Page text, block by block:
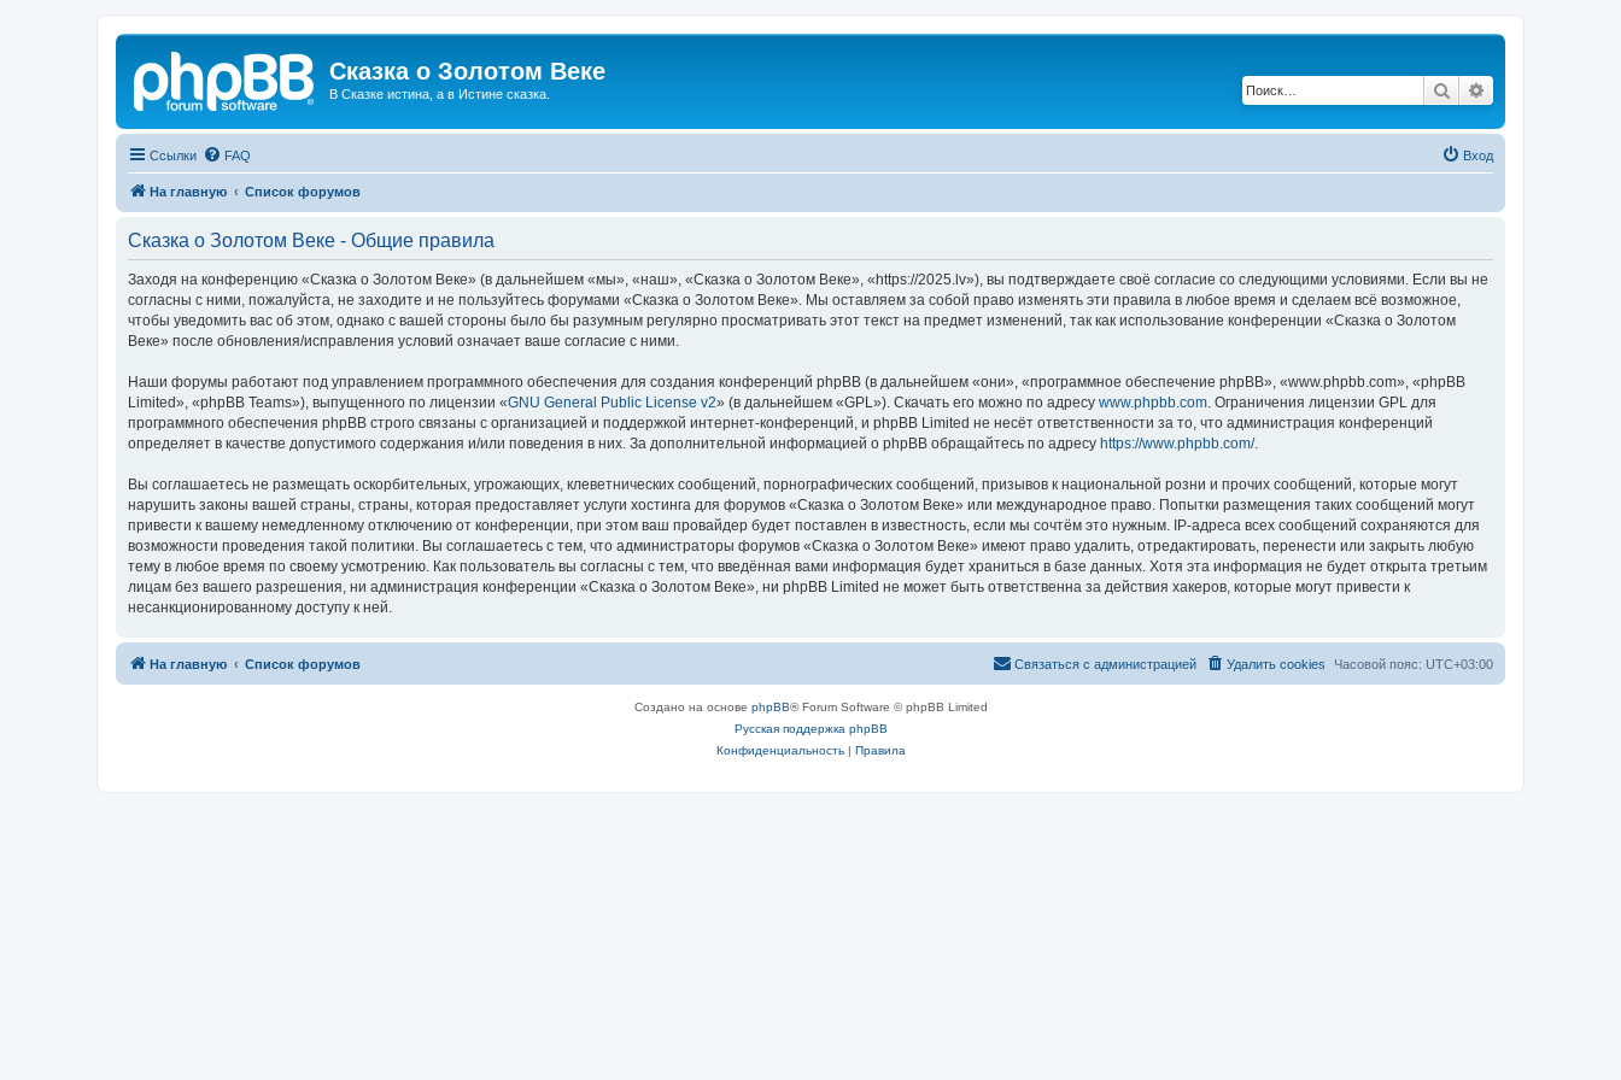
Сказка о Золотом Веке
В Сказке истина, а в Истине сказка. Поиск
Ссылки FAQ Вход
На главную Список форумов
Сказка о Золотом Веке - Общие правила
Заходя на конференцию «Сказка о Золотом Веке» (в дальнейшем «мы», «наш», «Сказка о Золотом Веке», «https://2025.lv»), вы подтверждаете своё согласие со следующими условиями. Если вы не
согласны с ними, пожалуйста, не заходите и не пользуйтесь форумами «Сказка о Золотом Веке». Мы оставляем за собой право изменять эти правила в любое время и сделаем всё возможное,
чтобы уведомить вас об этом, однако с вашей стороны было бы разумным регулярно просматривать этот текст на предмет изменений, так как использование конференции «Сказка о Золотом
Веке» после обновления/исправления условий означает ваше согласие с ними.
Наши форумы работают под управлением программного обеспечения для создания конференций phpBB (в дальнейшем «они», «программное обеспечение phpBB», «www.phpbb.com», «phpBB
Limited», «phpBB Teams»), выпущенного по лицензии «GNU General Public License v2» (в дальнейшем «GPL»). Скачать его можно по адресу www.phpbb.com . Ограничения лицензии GPL для
программного обеспечения phpBB строго связаны с организацией и поддержкой интернет-конференций, и phpBB Limited не несёт ответственности за то, что администрация конференций
определяет в качестве допустимого содержания и/или поведения в них. За дополнительной информацией о phpBB обращайтесь по адресу https://www.phpbb.com/.
Вы соглашаетесь не размещать оскорбительных, угрожающих, клеветнических сообщений, порнографических сообщений, призывов к национальной розни и прочих сообщений, которые могут
нарушить законы вашей страны, страны, которая предоставляет услуги хостинга для форумов «Сказка о Золотом Веке» или международное право. Попытки размещения таких сообщений могут
привести к вашему немедленному отключению от конференции, при этом ваш провайдер будет поставлен в известность, если мы сочтём это нужным. IP-адреса всех сообщений сохраняются для
возможности проведения такой политики. Вы соглашаетесь с тем, что администраторы форумов «Сказка о Золотом Веке» имеют право удалить, отредактировать, перенести или закрыть любую
тему в любое время по своему усмотрению. Как пользователь вы согласны с тем, что введённая вами информация будет храниться в базе данных. Хотя эта информация не будет открыта третьим
лицам без вашего разрешения, ни администрация конференции «Сказка о Золотом Веке», ни phpBB Limited не может быть ответственна за действия хакеров, которые могут привести к
несанкционированному доступу к ней.
На главную Список форумов Часовой пояс: UTC+03:00
Удалить cookies
Связаться с администрацией
Создано на основе phpBB® Forum Software © phpBB Limited
Русская поддержка phpBB
Конфиденциальность| Правила